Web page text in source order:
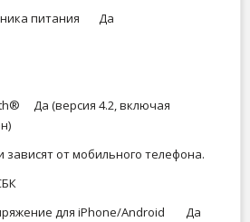
питания Да
Да (версия 4.2, включая
от мобильного телефона.
для iPhone/Android
Да